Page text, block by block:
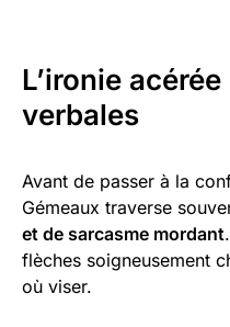
L’ironie
verbales
Avant de passer à la
Gémeaux traverse
et de sarcasme mordant
flèches soigneusement
où viser.